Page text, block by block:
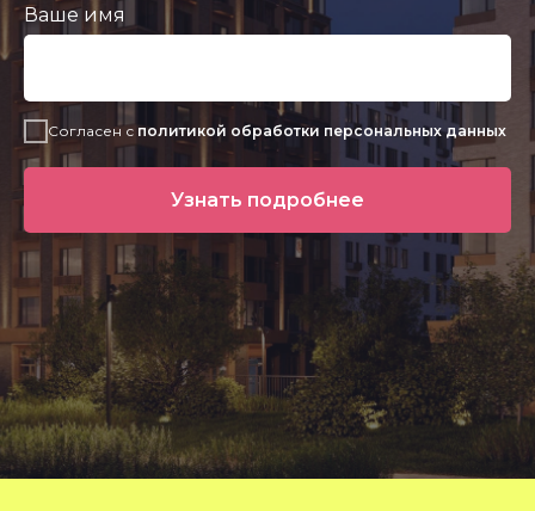
Ваше имя
Согласен с политикой обработки персональных данных
Узнать подробнее